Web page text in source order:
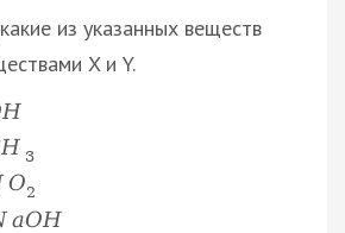
из указанных веществ
X и Y.
H
H 3
O2
aOH